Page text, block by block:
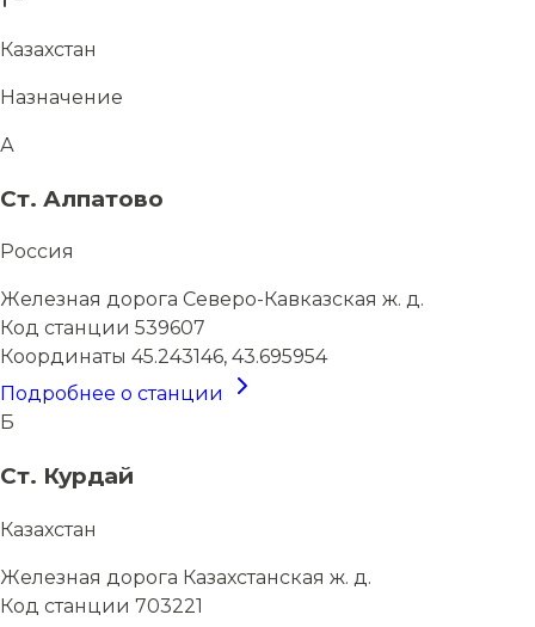
Казахстан
Назначение
А
Ст. Алпатово
Россия
Железная дорога Северо-Кавказская ж. д.
Код станции 539607
Координаты 45.243146, 43.695954
Подробнее о станции
Б
Ст. Курдай
Казахстан
Железная дорога Казахстанская ж. д.
Код станции 703221